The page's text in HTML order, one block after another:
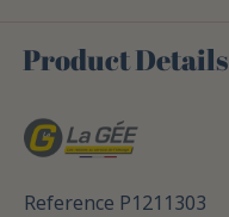
Product Details
Reference P1211303